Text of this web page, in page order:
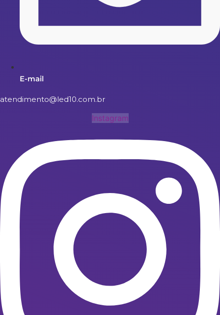
E-mail
atendimento@led10.com.br
Instagram